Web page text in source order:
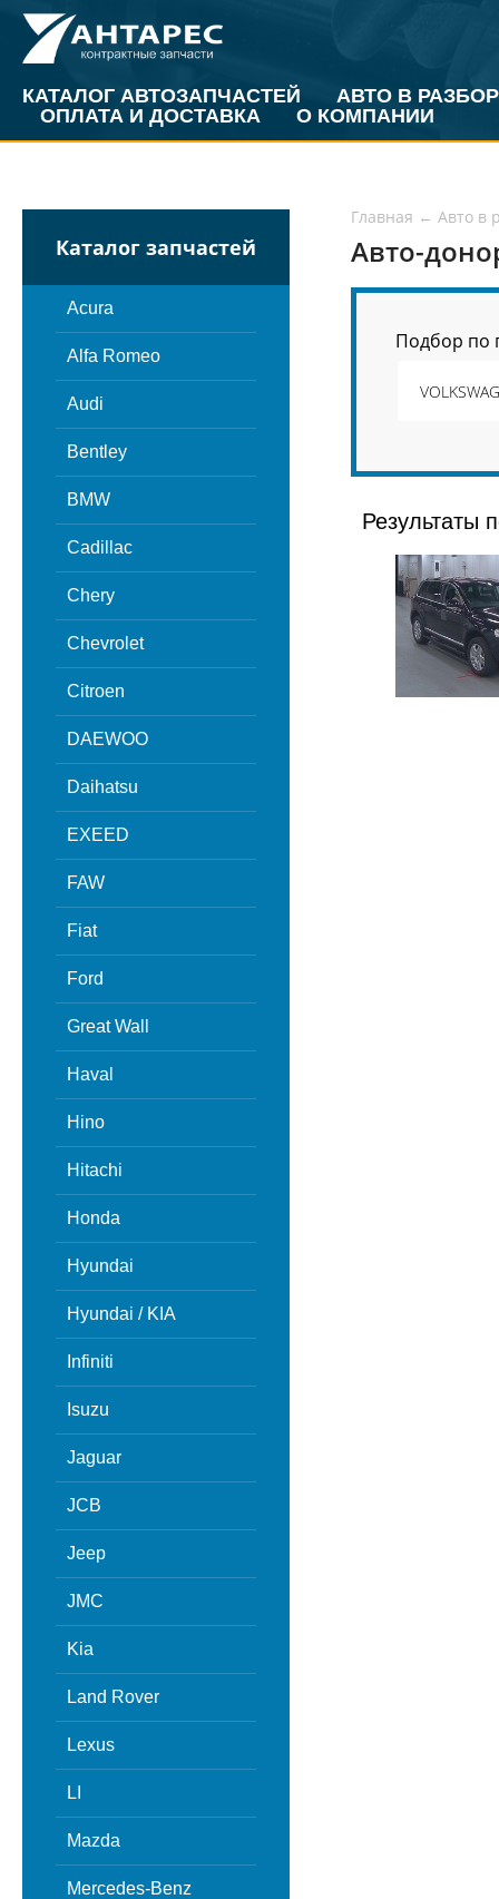
КАТАЛОГ АВТОЗАПЧАСТЕЙ
АВТО В РАЗБОР
ОПЛАТА И ДОСТАВКА
О КОМПАНИИ
Каталог запчастей
Acura
Alfa Romeo
Audi
Bentley
BMW
Cadillac
Chery
Chevrolet
Citroen
DAEWOO
Daihatsu
EXEED
FAW
Fiat
Ford
Great Wall
Haval
Hino
Hitachi
Honda
Hyundai
Hyundai / KIA
Infiniti
Isuzu
Jaguar
JCB
Jeep
JMC
Kia
Land Rover
Lexus
LI
Mazda
Mercedes-Benz
Главная ← Авто в
Авто-
Подбор по
Результаты